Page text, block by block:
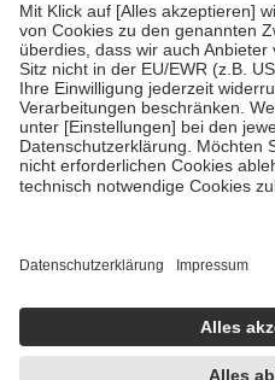
fallenkeine Zuzahlungenan bei:
• Kindern und Jugendlichen bis
mit Ausnahme der Fahrkosten
• Untersuchungen zur Vorsorge
GKV getragen werden
• empfohlenen Schutzimpfungen
• Harn- und Blutteststreifen
getroffen, um sicherzustellen,
https://help.etrusted.com/hc/de/
Einige Bilder und Inhalte